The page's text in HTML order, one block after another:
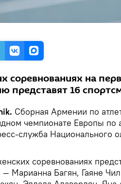
соревнованиях на
представят 16
Сборная Армении по
чемпионате Европы по
служба Национального
соревнованиях
Марианна Багян, Гаяне